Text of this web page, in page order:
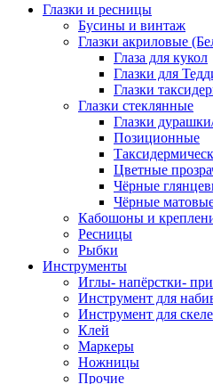
Глазки и ресницы
Бусины и винтаж
Глазки акриловые
Глаза для кукол
Глазки для
Глазки
Глазки стеклянные
Глазки
Позиционные
Цветные
Чёрные
Чёрные
Кабошоны и
Ресницы
Рыбки
Инструменты
Иглы- напёрстки-
Инструмент для
Инструмент для
Клей
Маркеры
Ножницы
Прочие